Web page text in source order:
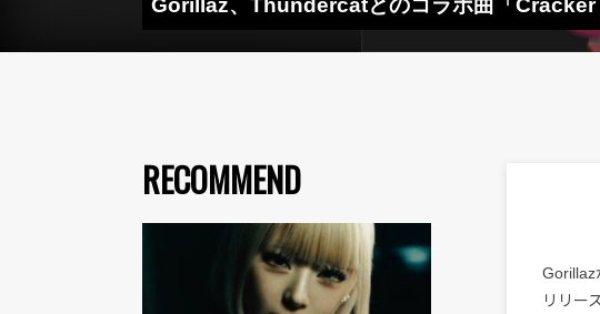
Gorillaz、Thundercatとのコラボ曲「
RECOMMEND
Gorillaz
リリー